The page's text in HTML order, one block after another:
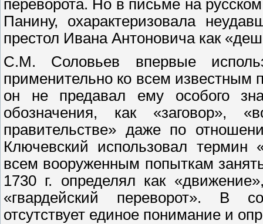
переворота. Но в письме на
Панину, охарактеризовала
престол Ивана Антоновича как
С.М. Соловьев впервые
применительно ко всем известным
он не предавал ему особого
обозначения, как «заговор»,
правительстве» даже по
Ключевский использовал
всем вооруженным попыткам
1730 г. определял как
«гвардейский переворот». В
отсутствует единое понимание и